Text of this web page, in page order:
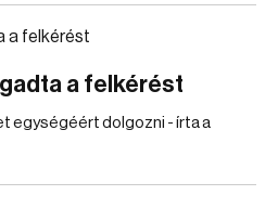
a felkérést
egységéért dolgozni - írta a